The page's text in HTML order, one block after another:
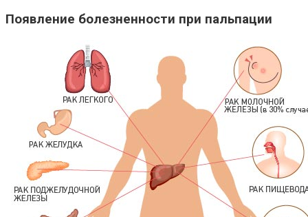
Появление болезненности при пальпации